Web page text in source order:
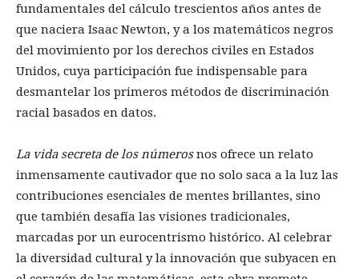
fundamentales del cálculo trescientos años antes de
que naciera Isaac Newton, y a los matemáticos negros
del movimiento por los derechos civiles en Estados
Unidos, cuya participación fue indispensable para
desmantelar los primeros métodos de discriminación
racial basados en datos.
La vida secreta de los númerosnos ofrece un relato
inmensamente cautivador que no solo saca a la luz las
contribuciones esenciales de mentes brillantes, sino
que también desafía las visiones tradicionales,
marcadas por un eurocentrismo histórico. Al celebrar
la diversidad cultural y la innovación que subyacen en